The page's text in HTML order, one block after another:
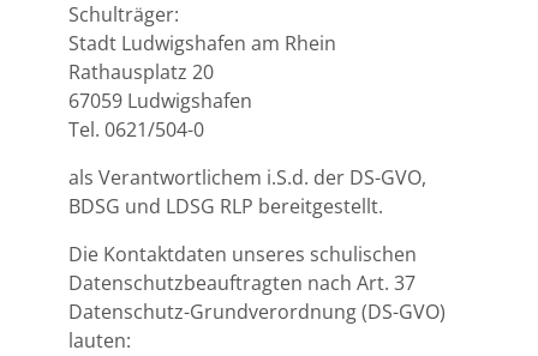
Schulträger:
Stadt Ludwigshafen am Rhein
Rathausplatz 20
67059 Ludwigshafen
Tel. 0621/504-0
als Verantwortlichem i.S.d. der DS-GVO,
BDSG und LDSG RLP bereitgestellt.
Die Kontaktdaten unseres schulischen
Datenschutzbeauftragten nach Art. 37
Datenschutz-Grundverordnung (DS-GVO)
lauten: